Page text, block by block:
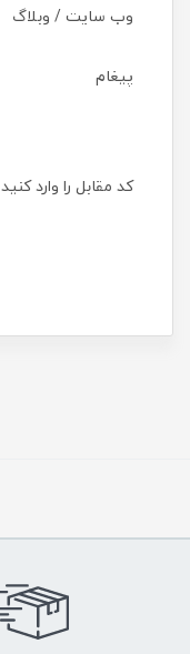
وب سایت / وبلاگ
پیغام
کد مقابل را وارد کنید